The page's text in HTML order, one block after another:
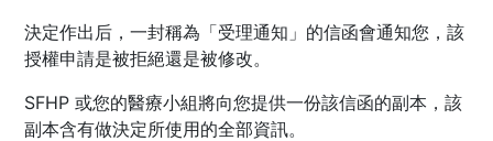
決定作出后，一封稱為「受理通知」的信函會通知您，該
授權申請是被拒絕還是被修改。
SFHP 或您的醫療小組將向您提供一份該信函的副本，該
副本含有做決定所使用的全部資訊。